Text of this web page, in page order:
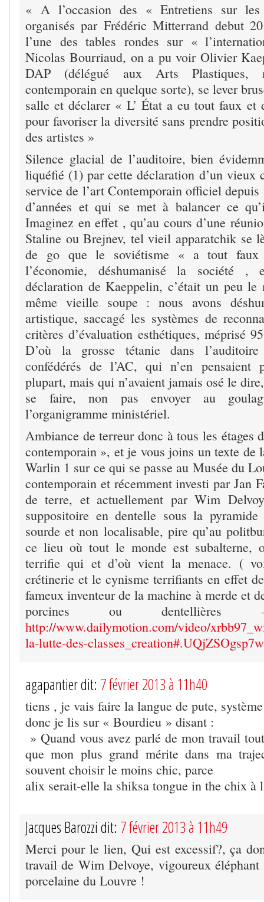
« A l’occasion des « Entretiens sur
organisés par Frédéric Mitterrand debut
l’une des tables rondes sur «
Nicolas Bourriaud, on a pu voir Olivier
DAP (délégué aux Arts Plastiques,
contemporain en quelque sorte), se lever
salle et déclarer « L’ État a eu tout faux et
pour favoriser la diversité sans prendre
des artistes »
Silence glacial de l’auditoire, bien
liquéfié (1) par cette déclaration d’un vieux
service de l’art Contemporain officiel depuis
d’années et qui se met à balancer ce
Imaginez en effet , qu’au cours d’une
Staline ou Brejnev, tel vieil apparatchik se
de go que le soviétisme « a tout
l’économie, déshumanisé la
déclaration de Kaeppelin, c’était un peu le
même vieille soupe : nous avons
artistique, saccagé les systèmes de
critères d’évaluation esthétiques, méprisé
D’où la grosse tétanie dans l’auditoire
confédérés de l’AC, qui n’en
plupart, mais qui n’avaient jamais osé le
se faire, non pas envoyer au
l’organigramme ministériel.
Ambiance de terreur donc à tous les étages
contemporain », et je vous joins un texte de
Warlin 1 sur ce qui se passe au Musée du
contemporain et récemment investi par Jan
de terre, et actuellement par Wim
suppositoire en dentelle sous la pyramide
sourde et non localisable, pire qu’au
ce lieu où tout le monde est subalterne,
terrifie qui et d’où vient la menace. (
crétinerie et le cynisme terrifiants en effet
fameux inventeur de la machine à merde et
porcines ou
http://www.dailymotion.com/video/
la-lutte-des-classes_creation#.UQjZSOgsp7w
agapantier dit: 7 février 2013 à 11h40
tiens , je vais faire la langue de pute,
donc je lis sur « Bourdieu » disant :
» Quand vous avez parlé de mon travail
que mon plus grand mérite dans ma
souvent choisir le moins chic, parce
alix serait-elle la shiksa tongue in the chix à
Jacques Barozzi dit: 7 février 2013 à 11h49
Merci pour le lien, Qui est excessif?, ça
travail de Wim Delvoye, vigoureux éléphant
porcelaine du Louvre !